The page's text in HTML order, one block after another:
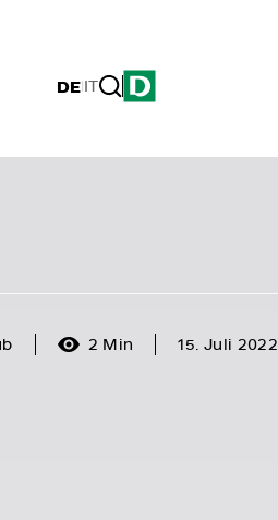
DE|IT
2 Min 15. Juli 2022